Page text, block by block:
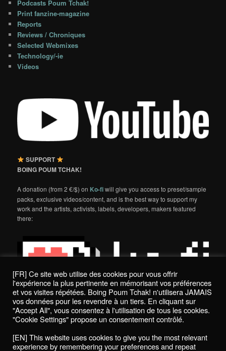
Podcasts Poum Tchak!
Print fanzine-magazine
Reports
Reviews / Chroniques
Selected Webmixes
Technology/-ie
Videos
SUPPORT
BOING POUM TCHAK!
A donation (from 2 €/$) on Ko-fiwill give you access to preset/sample
packs, exclusive videos/content, and is the best way to support my
work and the artists, activists, labels, developers, makers featured
there:
Politique de confidentialité / Privacy Policy
Boing Poum Tchak! - 2022
[FR] Ce site web utilise des cookies pour vous offrir
l'expérience la plus pertinente en mémorisant vos préférences
et vos visites répétées. Boing Poum Tchak! n'utilisera JAMAIS
vos données pour les revendre à un tiers. En cliquant sur
"Accept All", vous consentez à l'utilisation de tous les cookies.
"Cookie Settings" propose un consentement contrôlé.
[EN] This website uses cookies to give you the most relevant
experience by remembering your preferences and repeat